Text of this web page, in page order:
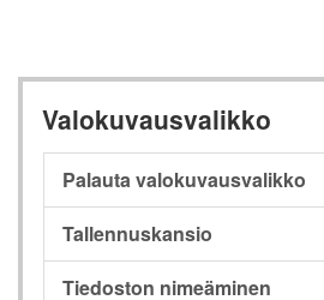
Valokuvausvalikko
Palauta valokuvausvalikko
Tallennuskansio
Tiedoston nimeäminen